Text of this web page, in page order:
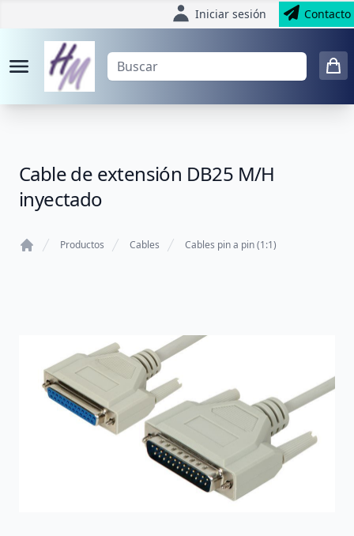
Iniciar sesión Contacto
Cable de extensión DB25 M/H
inyectado
Productos Cables Cables pin a pin (1:1)